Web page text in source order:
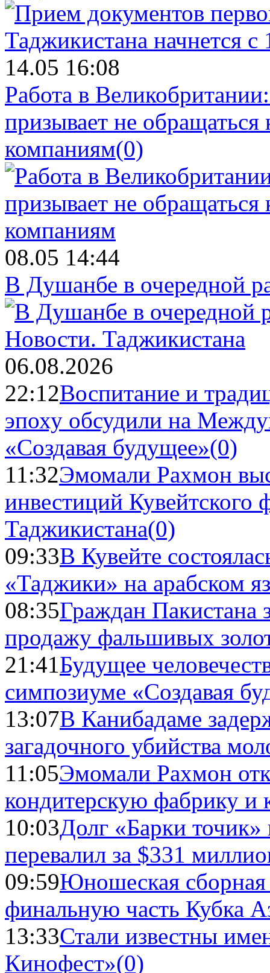
14.05 16:08
Работа в
призывает не
компаниям(0)
08.05 14:44
В Душанбе в очередной
Новости. Таджикистана
06.08.2026
22:12Воспитание и
эпоху обсудили на
«Создавая будущее»(0)
11:32Эмомали Рахмон
инвестиций Кувейтского
Таджикистана(0)
09:33В Кувейте
«Таджики» на арабском
08:35Граждан Пакистана
продажу фальшивых
21:41Будущее
симпозиуме «Создавая
13:07В Канибадаме
загадочного убийства
11:05Эмомали Рахмон
кондитерскую фабрику и
10:03Долг «Барки
перевалил за $331
09:59Юношеская
финальную часть Кубка
13:33Стали известны
Кинофест»(0)